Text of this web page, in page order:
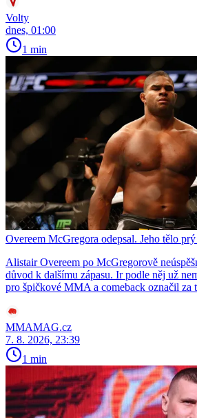
Volty
dnes, 01:00
1 min
Overeem McGregora odepsal. Jeho tělo
Alistair Overeem po McGregorově
důvod k dalšímu zápasu. Ir podle něj už
pro špičkové MMA a comeback označil za
MMAMAG.cz
7. 8. 2026, 23:39
1 min